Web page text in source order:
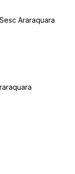
Araraquara